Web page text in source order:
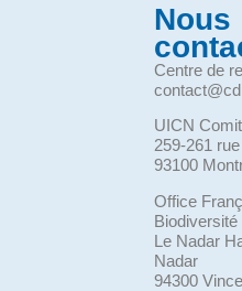
Nous
Centre de
UICN
259-261
93100
Office
Biodiversité
Le Nadar
Nadar
94300